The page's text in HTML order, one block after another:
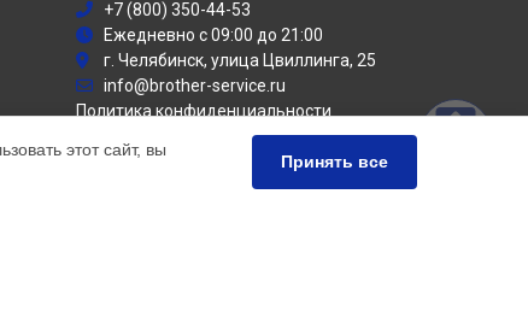
+7 (800) 350-44-53
Ежедневно с 09:00 до 21:00
г. Челябинск, улица Цвиллинга, 25
info@brother-service.ru
Политика конфиденциальности
Способы оплаты
этот сайт, вы
Принять все